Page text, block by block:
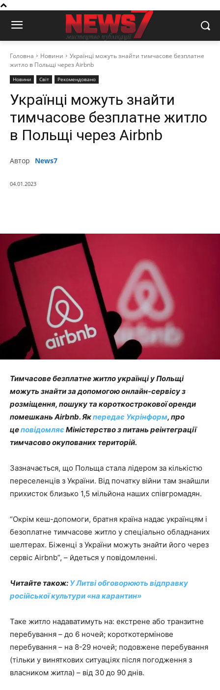
Головна Новини
Українці можуть знайти тимчасове безплатне
житло в Польщі через Airbnb
Новини Світ Рекомендовано
Українці можуть знайти
тимчасове безплатне житло
в Польщі через Airbnb
Автор News7
04.01.2023
Тимчасове безплатне житло українці у Польщі
можуть знайти за допомогою онлайн-сервісу з
розміщення, пошуку та короткострокової оренди
помешкань Airbnb. Якпередає Укрінформ, про
цеповідомляєМіністерство з питань реінтеграції
тимчасово окупованих територій.
Зазначається, що Польща стала лідером за кількістю
переселенців з України. Від початку війни там знайшли
прихисток близько 1,5 мільйона наших співгромадян.
“Окрім кеш-допомоги, братня країна надає українцям і
безоплатне тимчасове житло у спеціально обладнаних
шелтерах. Біженці з України можуть знайти його через
сервіс Airbnb”, – йдеться у повідомленні.
Читайте також: У Литві обговорюють відправку
російської культури «на карантин»
Таке житло надаватимуть на: екстрене або транзитне
перебування – до 6 ночей; короткотермінове
перебування – на 8-29 ночей; подовжене перебування
(тільки у виняткових ситуаціях після погодження з
власником житла) – від 30 до 90 днів.